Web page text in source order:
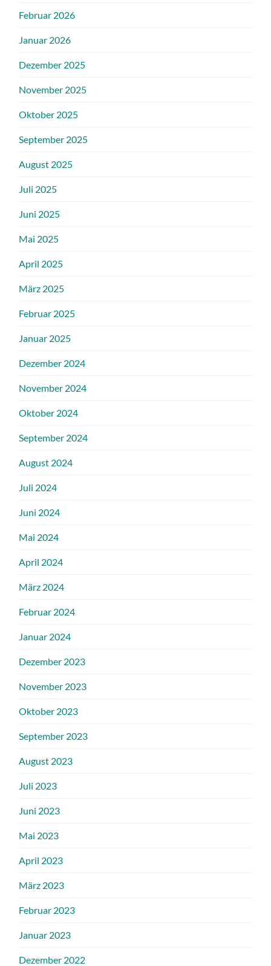
Februar 2026
Januar 2026
Dezember 2025
November 2025
Oktober 2025
September 2025
August 2025
Juli 2025
Juni 2025
Mai 2025
April 2025
März 2025
Februar 2025
Januar 2025
Dezember 2024
November 2024
Oktober 2024
September 2024
August 2024
Juli 2024
Juni 2024
Mai 2024
April 2024
März 2024
Februar 2024
Januar 2024
Dezember 2023
November 2023
Oktober 2023
September 2023
August 2023
Juli 2023
Juni 2023
Mai 2023
April 2023
März 2023
Februar 2023
Januar 2023
Dezember 2022